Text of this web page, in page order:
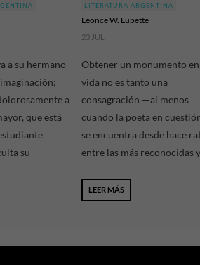
a su hermano
a
que está
su
LITERATURA ARGENTINA
Léonce W. Lupette
23 JUL
Obtener un monumento en
vida no es tanto una
consagración —al menos
cuando la poeta en
se encuentra desde hace
entre las más reconocidas
LEER MÁS